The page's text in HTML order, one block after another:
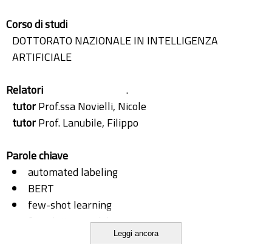
Corso di studi
DOTTORATO NAZIONALE IN INTELLIGENZA
ARTIFICIALE
Relatori
.
tutorProf.ssa Novielli, Nicole
tutorProf. Lanubile, Filippo
Parole chiave
automated labeling
BERT
few-shot learning
foundation models
Leggi ancora